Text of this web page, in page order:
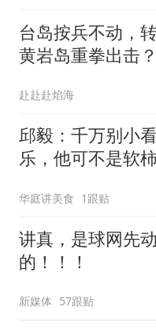
台岛按兵不动，
黄岩岛重拳出击
赴赴赴焰海
邱毅：千万别小
乐，他可不是软
华庭讲美食 1跟贴
讲真，是球网先
的！！！
新媒体 57跟贴